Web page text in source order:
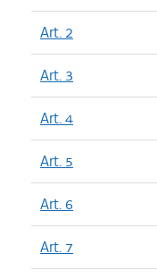
Art. 2
Art. 3
Art. 4
Art. 5
Art. 6
Art. 7